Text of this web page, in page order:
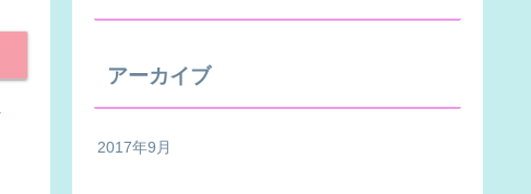
アーカイブ
2017年9月